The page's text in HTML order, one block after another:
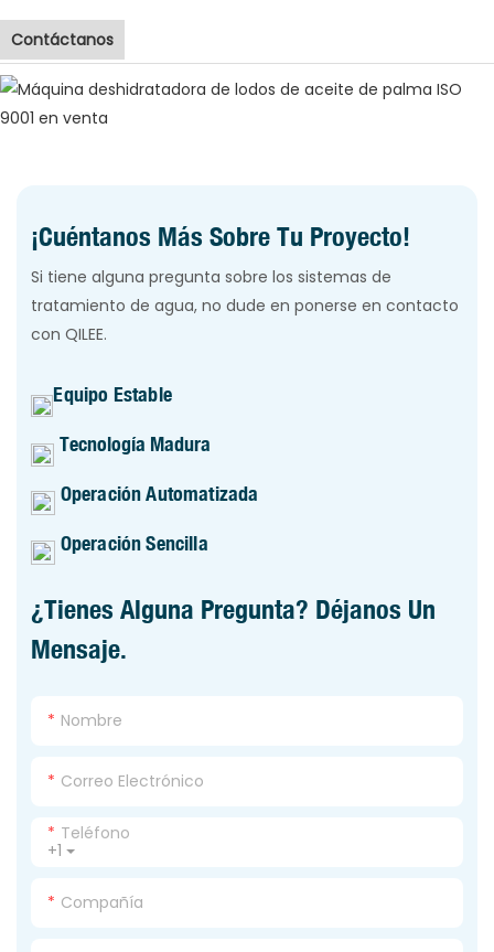
Contáctanos
¡Cuéntanos Más Sobre Tu Proyecto!
Si tiene alguna pregunta sobre los sistemas de
tratamiento de agua, no dude en ponerse en contacto
con QILEE.
Equipo Estable
Tecnología Madura
Operación Automatizada
Operación Sencilla
¿Tienes Alguna Pregunta? Déjanos Un
Mensaje.
Nombre
Correo Electrónico
+1
Teléfono
Compañía